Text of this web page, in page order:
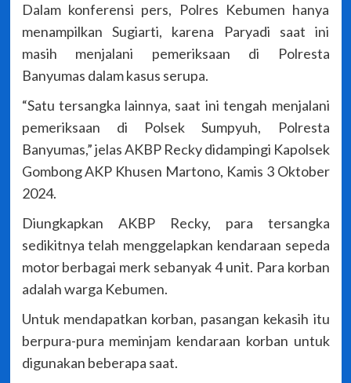
Dalam konferensi pers, Polres Kebumen hanya
menampilkan Sugiarti, karena Paryadi saat ini
masih menjalani pemeriksaan di Polresta
Banyumas dalam kasus serupa.
“Satu tersangka lainnya, saat ini tengah menjalani
pemeriksaan di Polsek Sumpyuh, Polresta
Banyumas,” jelas AKBP Recky didampingi Kapolsek
Gombong AKP Khusen Martono, Kamis 3 Oktober
2024.
Diungkapkan AKBP Recky, para tersangka
sedikitnya telah menggelapkan kendaraan sepeda
motor berbagai merk sebanyak 4 unit. Para korban
adalah warga Kebumen.
Untuk mendapatkan korban, pasangan kekasih itu
berpura-pura meminjam kendaraan korban untuk
digunakan beberapa saat.